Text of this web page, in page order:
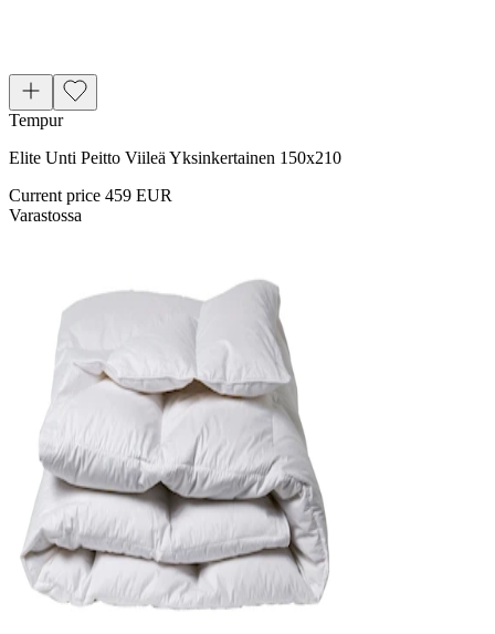
Tempur
Elite Unti Peitto Viileä Yksinkertainen 150x210
Current price 459 EUR
Varastossa